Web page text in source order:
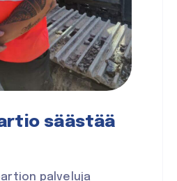
säästää
palveluja